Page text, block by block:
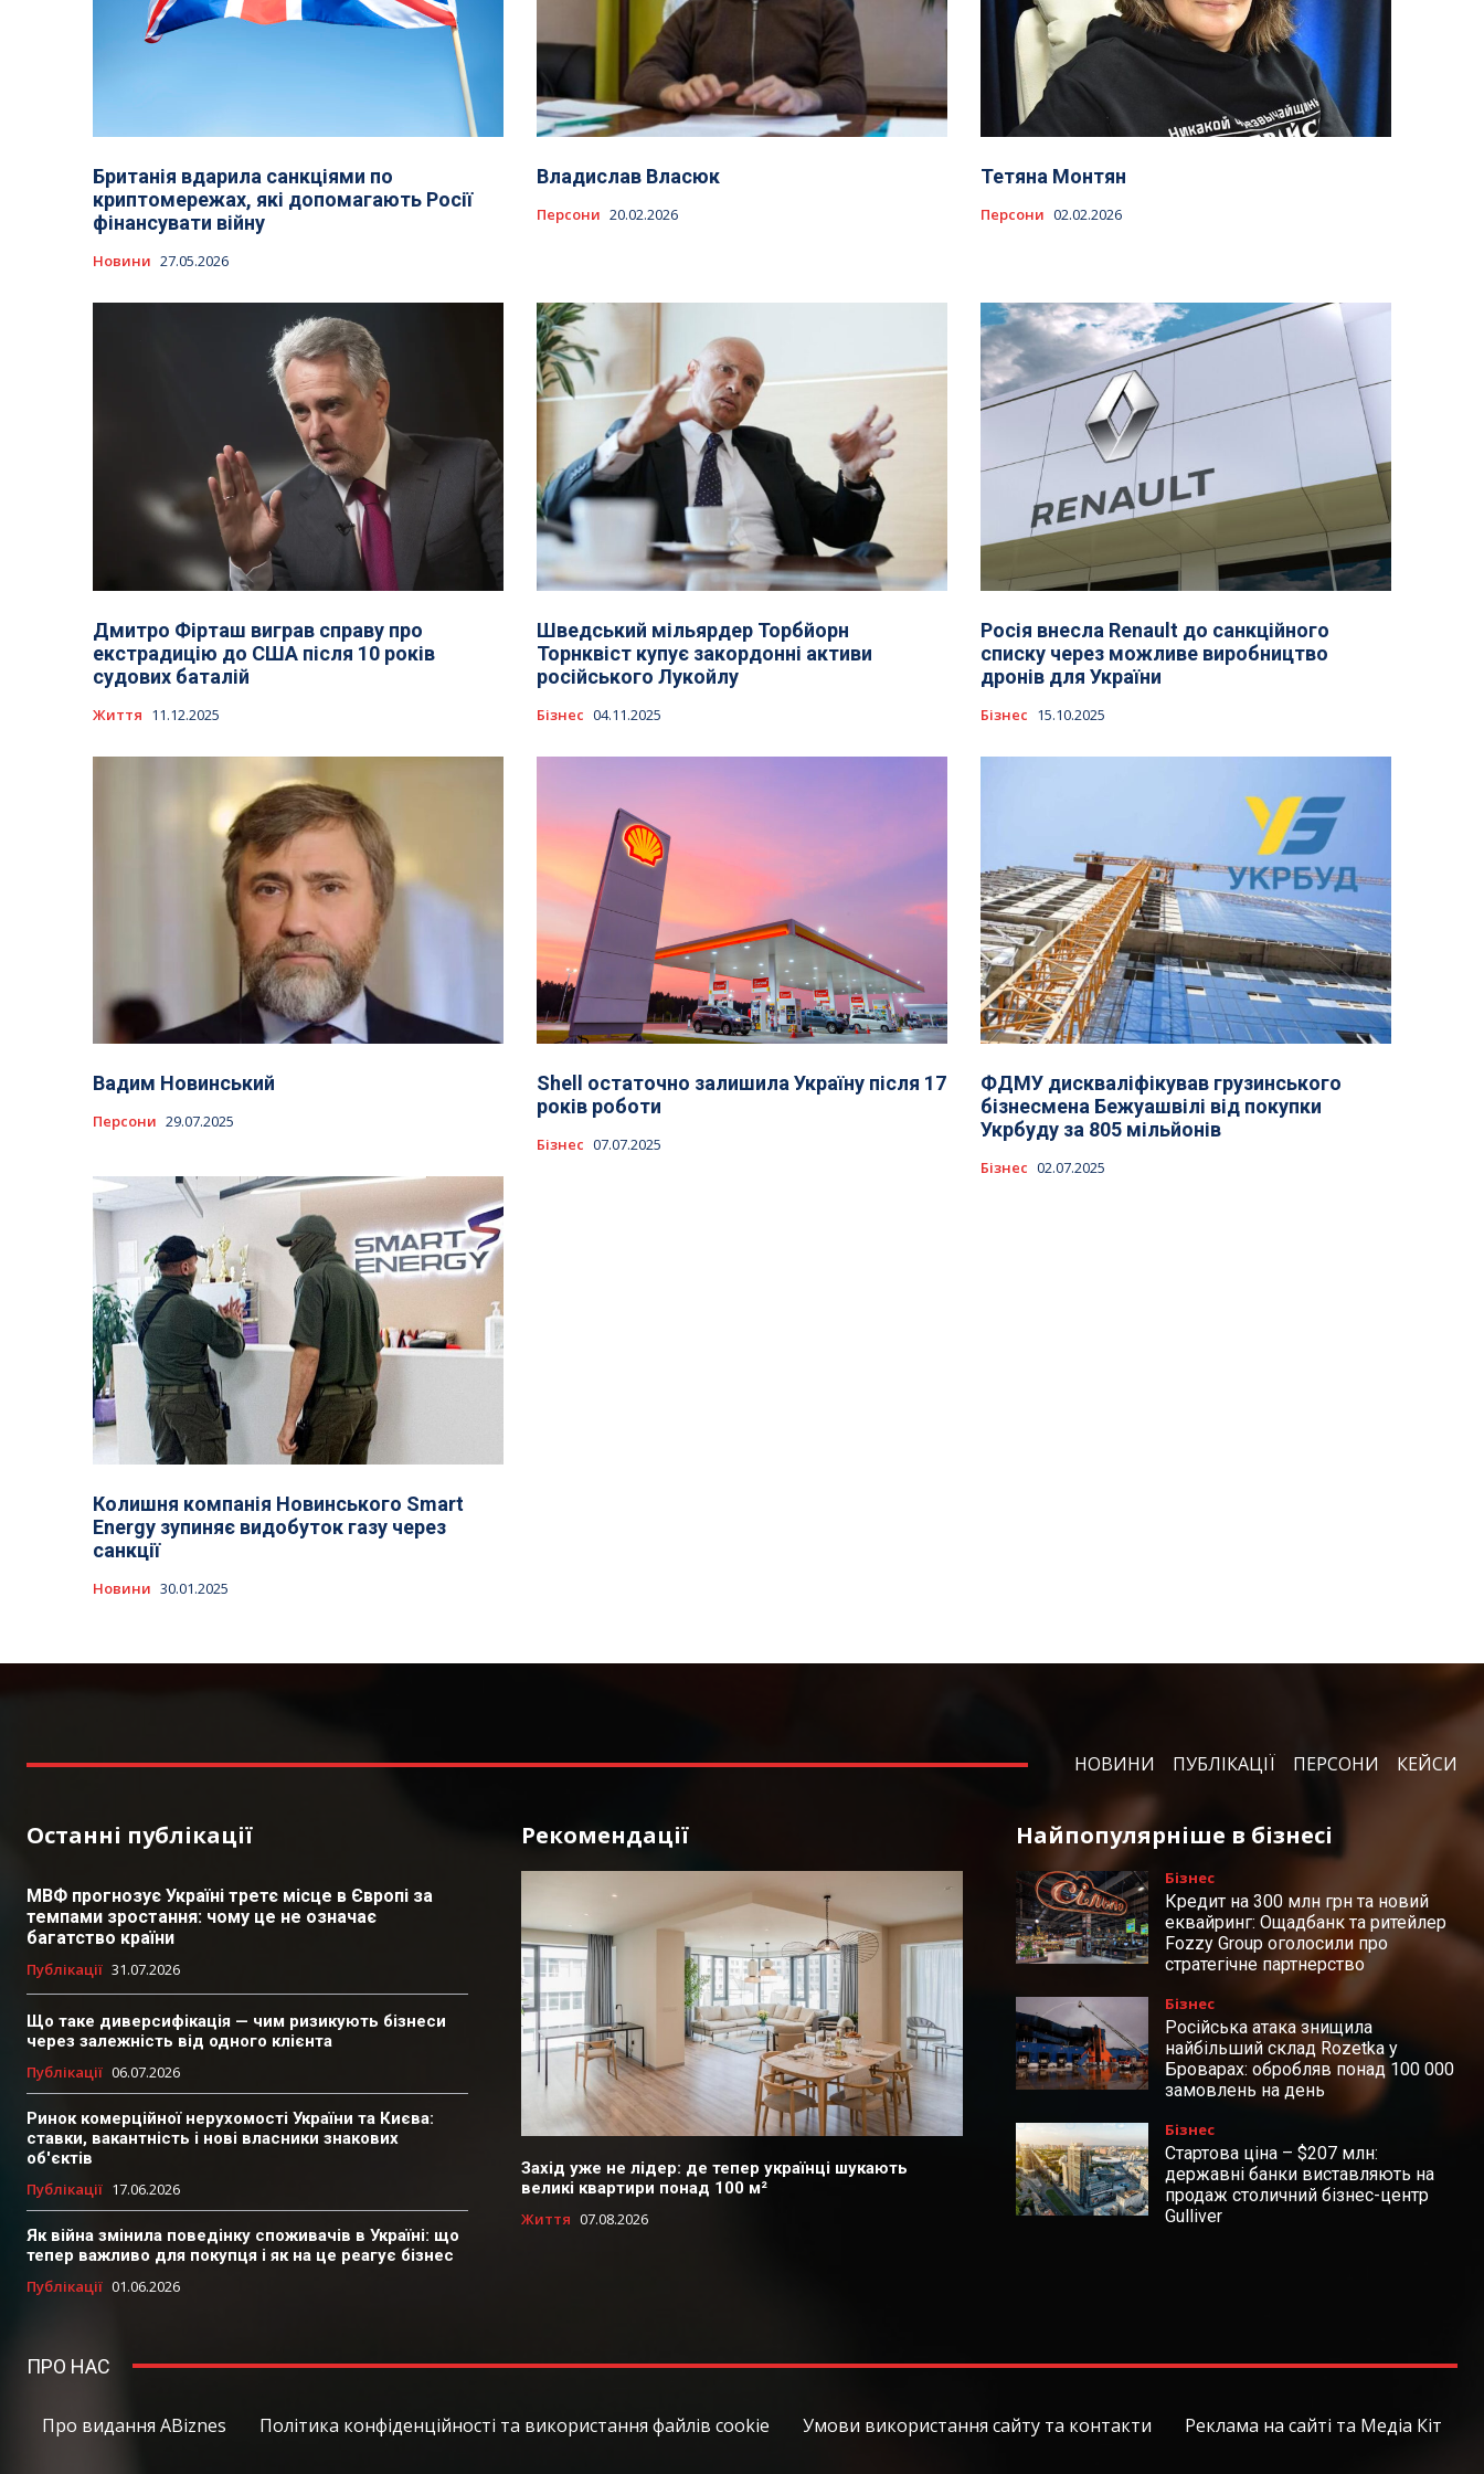
Британія вдарила санкціями по
криптомережах, які допомагають Росії
фінансувати війну
Новини 27.05.2026
Владислав Власюк
Персони 20.02.2026
Тетяна Монтян
Персони 02.02.2026
Дмитро Фірташ виграв справу про
екстрадицію до США після 10 років
судових баталій
Життя 11.12.2025
Шведський мільярдер Торбйорн
Торнквіст купує закордонні активи
російського Лукойлу
Бізнес 04.11.2025
Росія внесла Renault до санкційного
списку через можливе виробництво
дронів для України
Бізнес 15.10.2025
Вадим Новинський
Персони 29.07.2025
Shell остаточно залишила Україну після 17
років роботи
Бізнес 07.07.2025
ФДМУ дискваліфікував грузинського
бізнесмена Бежуашвілі від покупки
Укрбуду за 805 мільйонів
Бізнес 02.07.2025
Колишня компанія Новинського Smart
Energy зупиняє видобуток газу через
санкції
Новини 30.01.2025
НОВИНИ ПУБЛІКАЦІЇ ПЕРСОНИ КЕЙСИ
Останні публікації
МВФ прогнозує Україні третє місце в Європі за
темпами зростання: чому це не означає
багатство країни
Публікації 31.07.2026
Що таке диверсифікація — чим ризикують бізнеси
через залежність від одного клієнта
Публікації 06.07.2026
Ринок комерційної нерухомості України та Києва:
ставки, вакантність і нові власники знакових
об'єктів
Публікації 17.06.2026
Як війна змінила поведінку споживачів в Україні: що
тепер важливо для покупця і як на це реагує бізнес
Публікації 01.06.2026
Рекомендації
Захід уже не лідер: де тепер українці шукають
великі квартири понад 100 м²
Життя 07.08.2026
Найпопулярніше в бізнесі
Бізнес
Кредит на 300 млн грн та новий
еквайринг: Ощадбанк та ритейлер
Fozzy Group оголосили про
стратегічне партнерство
Бізнес
Російська атака знищила
найбільший склад Rozetka у
Броварах: обробляв понад 100 000
замовлень на день
Бізнес
Стартова ціна – $207 млн:
державні банки виставляють на
продаж столичний бізнес-центр
Gulliver
ПРО НАС
Про видання ABiznes Політика конфіденційності та використання файлів cookie Умови використання сайту та контакти Реклама на сайті та Медіа Кіт